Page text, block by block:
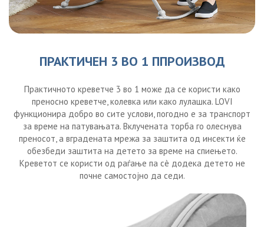
ПРАКТИЧЕН 3 ВО 1 ППРОИЗВОД
Практичното креветче 3 во 1 може да се користи како
преносно креветче, колевка или како лулашка. LOVI
функционира добро во сите услови, погодно е за транспорт
за време на патувањата. Вклучената торба го олеснува
преносот, а вградената мрежа за заштита од инсекти ќе
обезбеди заштита на детето за време на спиењето.
Креветот се користи од раѓање па сè додека детето не
почне самостојно да седи.